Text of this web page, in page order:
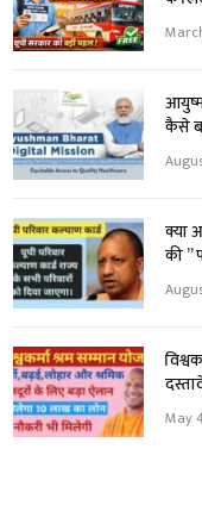
कैसे
क्या
की ”
May